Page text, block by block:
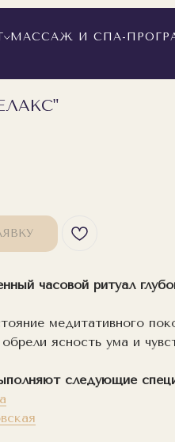
МАССАЖ И СПА-
часовой ритуал
медитативного
ясность ума и
следующие